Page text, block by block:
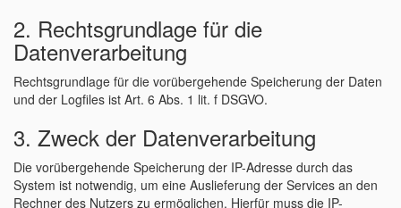
2. Rechtsgrundlage für die
Datenverarbeitung
Rechtsgrundlage für die vorübergehende Speicherung der Daten
und der Logfiles ist Art. 6 Abs. 1 lit. f DSGVO.
3. Zweck der Datenverarbeitung
Die vorübergehende Speicherung der IP-Adresse durch das
System ist notwendig, um eine Auslieferung der Services an den
Rechner des Nutzers zu ermöglichen. Hierfür muss die IP-